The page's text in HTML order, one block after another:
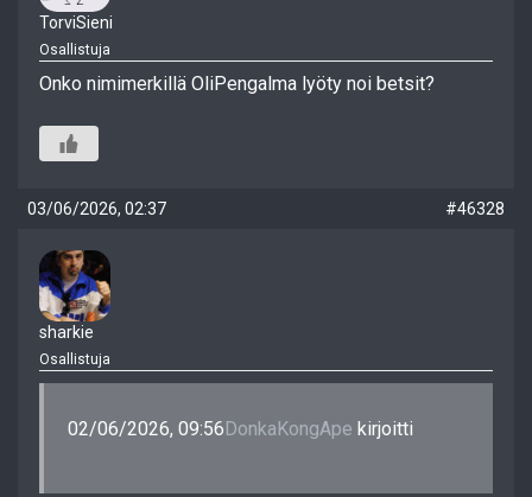
TorviSieni
Osallistuja
Onko nimimerkillä OliPengalma lyöty noi betsit?
03/06/2026, 02:37 #46328
sharkie
Osallistuja
02/06/2026, 09:56 DonkaKongApe kirjoitti